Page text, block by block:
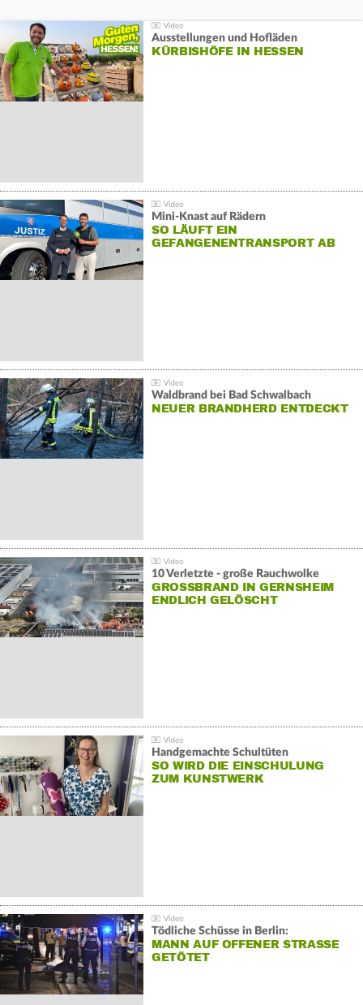
Ausstellungen und Hofläden
KÜRBISHÖFE IN HESSEN
Mini-Knast auf Rädern
SO LÄUFT EIN
GEFANGENENTRANSPORT AB
Waldbrand bei Bad Schwalbach
NEUER BRANDHERD ENTDECKT
10 Verletzte - große Rauchwolke
GROSSBRAND IN GERNSHEIM E
NDLICH GELÖSCHT
Handgemachte Schultüten
SO WIRD DIE EINSCHULUNG
ZUM KUNSTWERK
Tödliche Schüsse in Berlin:
MANN AUF OFFENER STRASSE G
ETÖTET